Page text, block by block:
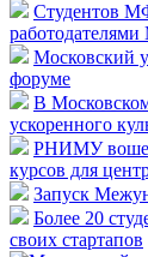
Студентов
Московский
форуме
В
ускоренного
РНИМУ вошел
курсов для
Запуск
Более 20
своих стартапов